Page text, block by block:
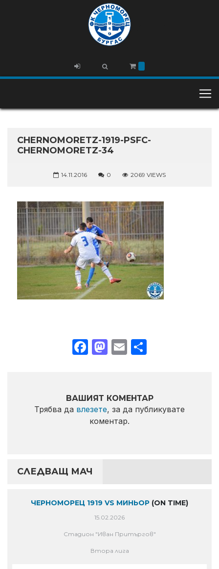
CHERNOMORETZ-1919-PSFC-
CHERNOMORETZ-34
14.11.2016 0 2069 VIEWS
Facebook
Mastodon
Email
ВАШИЯТ КОМЕНТАР
Трябва да влезете, за да публикувате
коментар.
СЛЕДВАЩ МАЧ
ЧЕРНОМОРЕЦ 1919 VS МИНЬОР (ON TIME)
15.02.2026
Стадион "Иван Притъргов"
Втора лига